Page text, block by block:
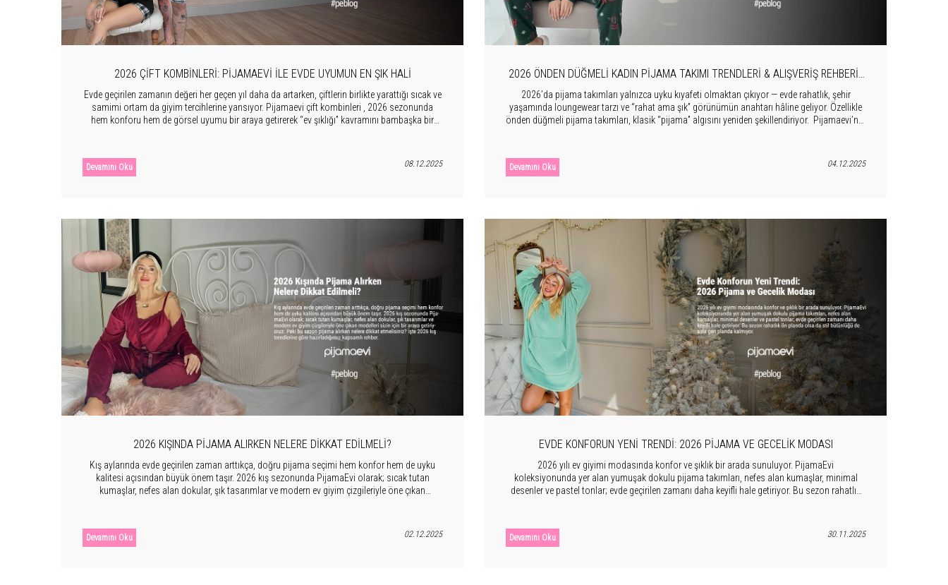
2026 ÇIFT KOMBINLERI: PIJAMAEVI ILE EVDE UYUMUN EN ŞIK HALI
Evde geçirilen zamanın değeri her geçen yıl daha da artarken, çiftlerin birlikte yarattığı sıcak ve
samimi ortam da giyim tercihlerine yansıyor. Pijamaevi çift kombinleri , 2026 sezonunda
hem konforu hem de görsel uyumu bir araya getirerek “ev şıklığı” kavramını bambaşka bir
Devamını Oku 08.12.2025
2026 ÖNDEN DÜĞMELI KADIN PIJAMA TAKIMI TRENDLERI & ALIŞVERIŞ REHBERI |
PIJAMAEVI
2026’da pijama takımları yalnızca uyku kıyafeti olmaktan çıkıyor — evde rahatlık, şehir
yaşamında loungewear tarzı ve “rahat ama şık” görünümün anahtarı hâline geliyor. Özellikle
önden düğmeli pijama takımları, klasik “pijama” algısını yeniden şekillendiriyor. Pijamaevi’nin
Devamını Oku 04.12.2025
2026 KIŞINDA PIJAMA ALIRKEN NELERE DIKKAT EDILMELI?
Kış aylarında evde geçirilen zaman arttıkça, doğru pijama seçimi hem konfor hem de uyku
kalitesi açısından büyük önem taşır. 2026 kış sezonunda PijamaEvi olarak; sıcak tutan
kumaşlar, nefes alan dokular, şık tasarımlar ve modern ev giyim çizgileriyle öne çıkan
Devamını Oku 02.12.2025
EVDE KONFORUN YENI TRENDI: 2026 PIJAMA VE GECELIK MODASI
2026 yılı ev giyimi modasında konfor ve şıklık bir arada sunuluyor. PijamaEvi
koleksiyonunda yer alan yumuşak dokulu pijama takımları, nefes alan kumaşlar, minimal
desenler ve pastel tonlar; evde geçirilen zamanı daha keyifli hale getiriyor. Bu sezon rahatlık
Devamını Oku 30.11.2025